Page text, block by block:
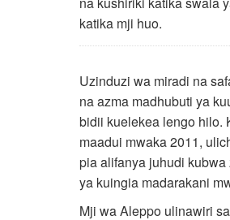
katika mji huo.
Uzinduzi wa miradi na
na azma madhubuti ya
bidii kuelekea lengo hilo.
maadui mwaka 2011,
pia alifanya juhudi
ya kuingia madarakani
Mji wa Aleppo ulinawiri